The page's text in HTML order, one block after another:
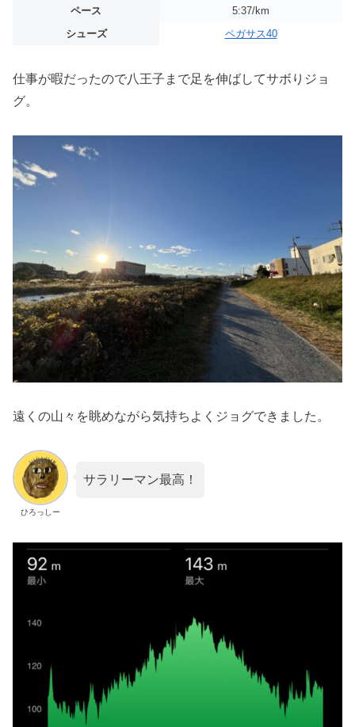
ペース
5:37/km
シューズ
ペガサス40
仕事が暇だったので八王子まで足を伸ばしてサボりジョ
グ。
遠くの山々を眺めながら気持ちよくジョグできました。
ひろっしー
サラリーマン最高！